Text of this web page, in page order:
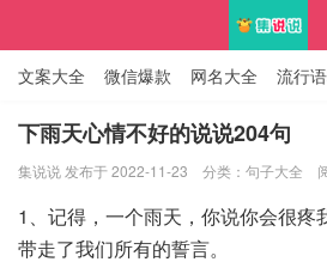
文案大全 微信爆款 网名大全 流行
知识大全
下雨天心情不好的说说204句
集说说 发布于 2022-11-23 分类： 句子大全
1、记得，一个雨天，你说你会很疼
带走了我们所有的誓言。